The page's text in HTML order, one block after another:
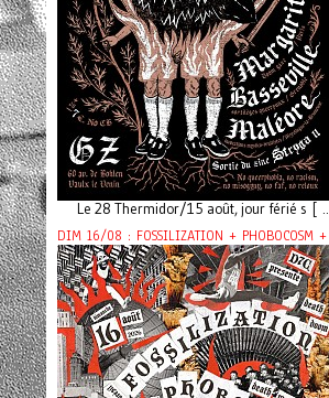
Le 28 Thermidor/15 août, jour férié s [ ...
DIM 16/08 : FOSSILIZATION + PHOBOCOSM +